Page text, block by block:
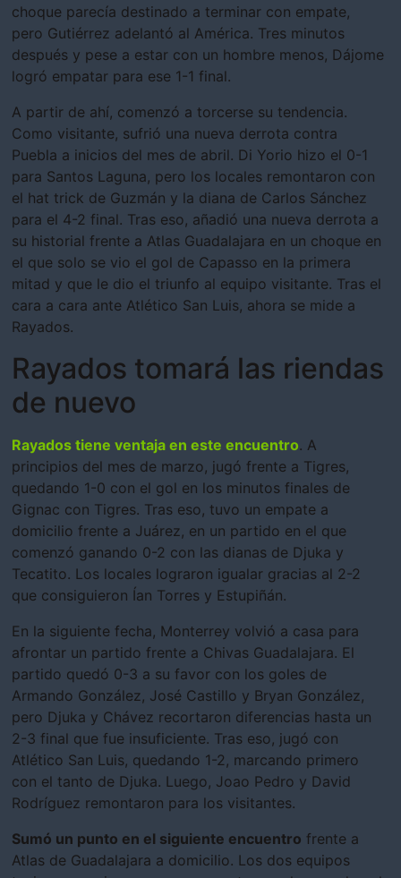
choque parecía destinado a terminar con empate,
pero Gutiérrez adelantó al América. Tres minutos
después y pese a estar con un hombre menos, Dájome
logró empatar para ese 1-1 final.
A partir de ahí, comenzó a torcerse su tendencia.
Como visitante, sufrió una nueva derrota contra
Puebla a inicios del mes de abril. Di Yorio hizo el 0-1
para Santos Laguna, pero los locales remontaron con
el hat trick de Guzmán y la diana de Carlos Sánchez
para el 4-2 final. Tras eso, añadió una nueva derrota a
su historial frente a Atlas Guadalajara en un choque en
el que solo se vio el gol de Capasso en la primera
mitad y que le dio el triunfo al equipo visitante. Tras el
cara a cara ante Atlético San Luis, ahora se mide a
Rayados.
Rayados tomará las riendas
de nuevo
Rayados tiene ventaja en este encuentro. A
principios del mes de marzo, jugó frente a Tigres,
quedando 1-0 con el gol en los minutos finales de
Gignac con Tigres. Tras eso, tuvo un empate a
domicilio frente a Juárez, en un partido en el que
comenzó ganando 0-2 con las dianas de Djuka y
Tecatito. Los locales lograron igualar gracias al 2-2
que consiguieron Ían Torres y Estupiñán.
En la siguiente fecha, Monterrey volvió a casa para
afrontar un partido frente a Chivas Guadalajara. El
partido quedó 0-3 a su favor con los goles de
Armando González, José Castillo y Bryan González,
pero Djuka y Chávez recortaron diferencias hasta un
2-3 final que fue insuficiente. Tras eso, jugó con
Atlético San Luis, quedando 1-2, marcando primero
con el tanto de Djuka. Luego, Joao Pedro y David
Rodríguez remontaron para los visitantes.
Sumó un punto en el siguiente encuentro frente a
Atlas de Guadalajara a domicilio. Los dos equipos